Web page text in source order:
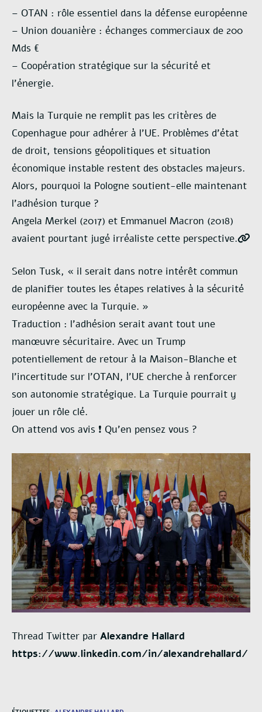
– OTAN : rôle essentiel dans la défense européenne
– Union douanière : échanges commerciaux de 200
Mds €
– Coopération stratégique sur la sécurité et
l’énergie.
Mais la Turquie ne remplit pas les critères de
Copenhague pour adhérer à l’UE. Problèmes d’état
de droit, tensions géopolitiques et situation
économique instable restent des obstacles majeurs.
Alors, pourquoi la Pologne soutient-elle maintenant
l’adhésion turque ?
Angela Merkel (2017) et Emmanuel Macron (2018)
avaient pourtant jugé irréaliste cette perspective.
Selon Tusk, « il serait dans notre intérêt commun
de planifier toutes les étapes relatives à la sécurité
européenne avec la Turquie. »
Traduction : l’adhésion serait avant tout une
manœuvre sécuritaire. Avec un Trump
potentiellement de retour à la Maison-Blanche et
l’incertitude sur l’OTAN, l’UE cherche à renforcer
son autonomie stratégique. La Turquie pourrait y
jouer un rôle clé.
On attend vos avis ❗ Qu’en pensez vous ?
Thread Twitter par Alexandre Hallard
https://www.linkedin.com/in/alexandrehallard/